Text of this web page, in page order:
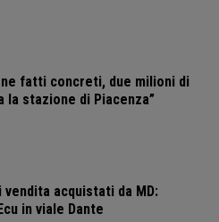
fatti concreti, due milioni di
la stazione di Piacenza”
acquistati da MD:
in viale Dante